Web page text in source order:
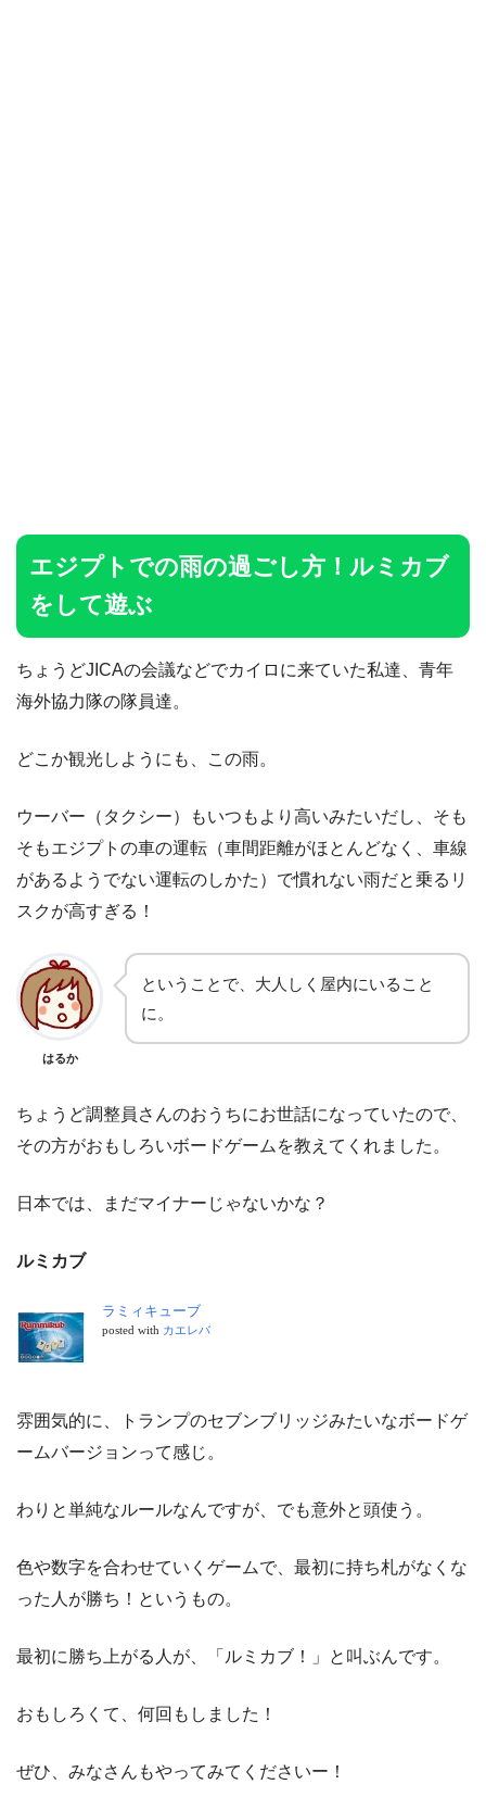
エジプトでの雨の過ごし方！ルミカブ
をして遊ぶ
ちょうどJICAの会議などでカイロに来ていた私達、青年
海外協力隊の隊員達。
どこか観光しようにも、この雨。
ウーバー（タクシー）もいつもより高いみたいだし、そも
そもエジプトの車の運転（車間距離がほとんどなく、車線
があるようでない運転のしかた）で慣れない雨だと乗るリ
スクが高すぎる！
はるか
ということで、大人しく屋内にいること
に。
ちょうど調整員さんのおうちにお世話になっていたので、
その方がおもしろいボードゲームを教えてくれました。
日本では、まだマイナーじゃないかな？
ルミカブ
ラミィキューブ
posted with カエレバ
雰囲気的に、トランプのセブンブリッジみたいなボードゲ
ームバージョンって感じ。
わりと単純なルールなんですが、でも意外と頭使う。
色や数字を合わせていくゲームで、最初に持ち札がなくな
った人が勝ち！というもの。
最初に勝ち上がる人が、「ルミカブ！」と叫ぶんです。
おもしろくて、何回もしました！
ぜひ、みなさんもやってみてくださいー！